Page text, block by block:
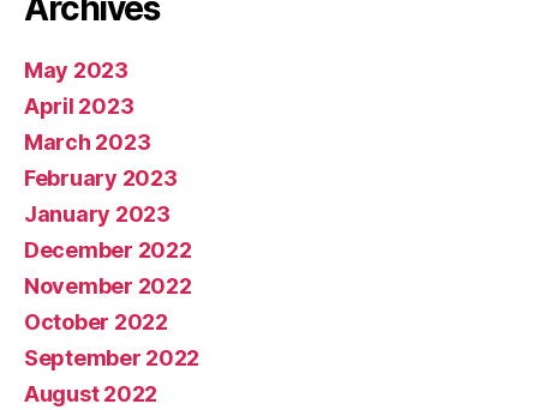
May 2023
April 2023
March 2023
February 2023
January 2023
December 2022
November 2022
October 2022
September 2022
August 2022